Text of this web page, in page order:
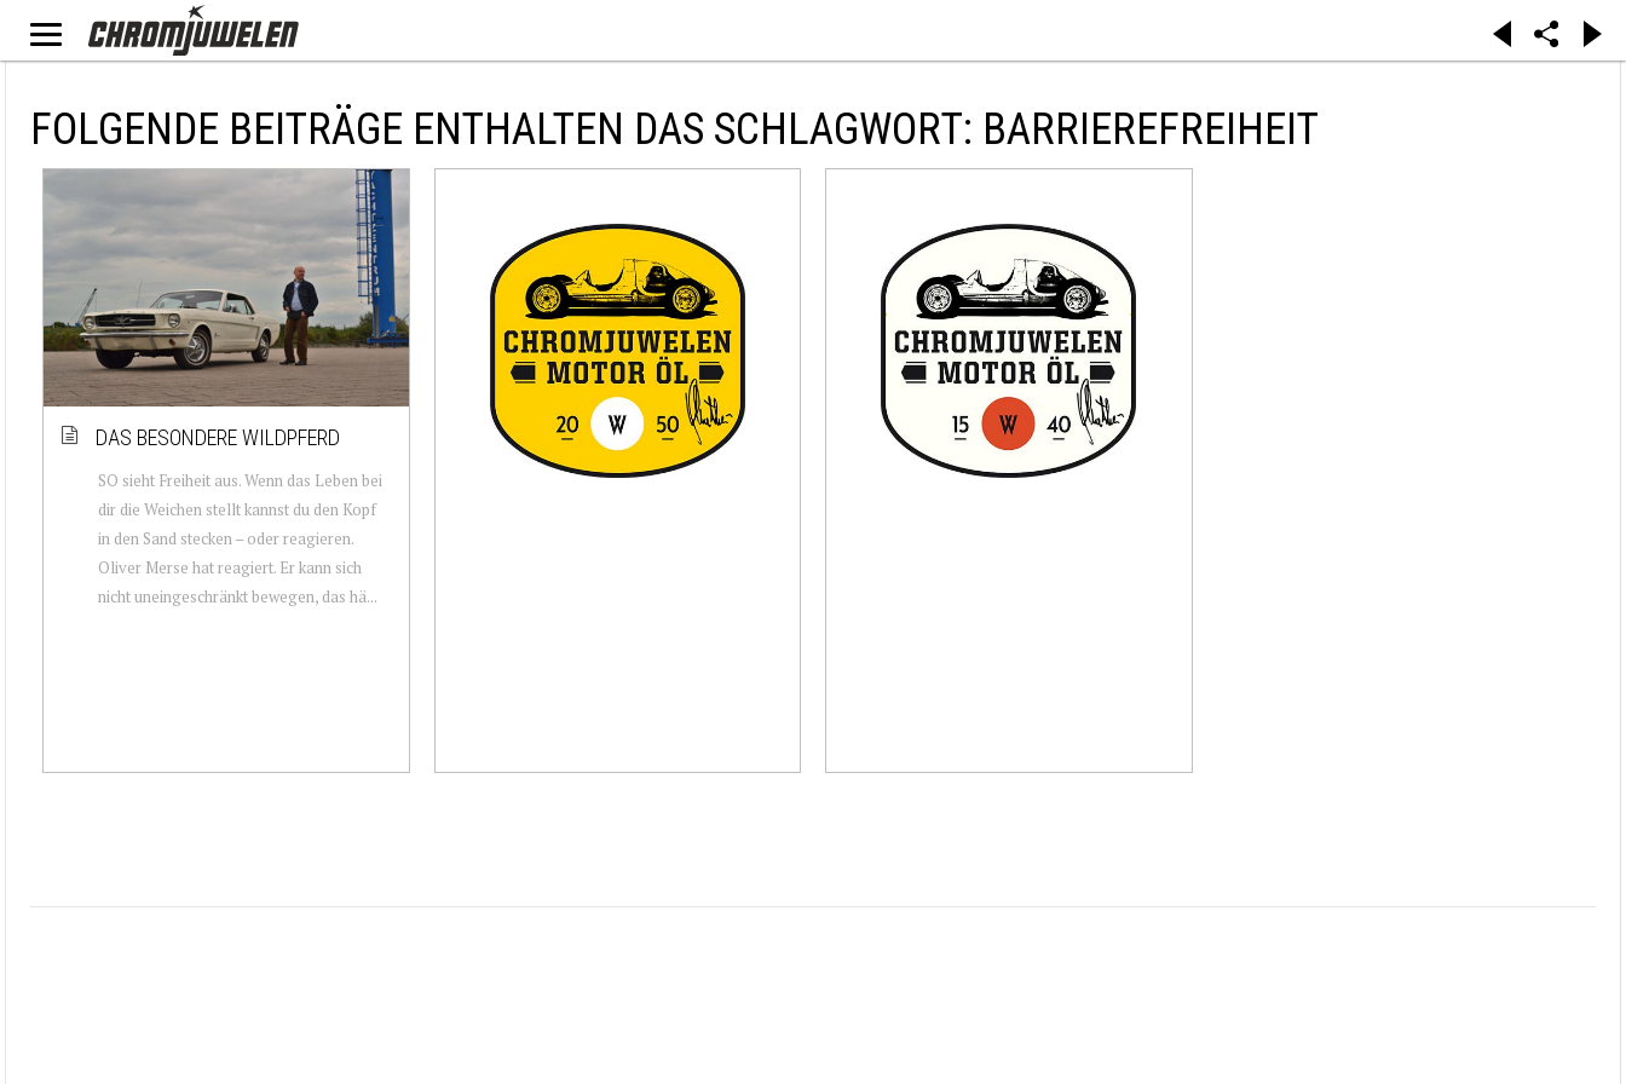
FOLGENDE BEITRÄGE ENTHALTEN DAS SCHLAGWORT: BARRIEREFREIHEIT
DAS BESONDERE WILDPFERD
SO sieht Freiheit aus. Wenn das Leben bei
dir die Weichen stellt kannst du den Kopf
in den Sand stecken – oder reagieren.
Oliver Merse hat reagiert. Er kann sich
nicht uneingeschränkt bewegen, das hä...